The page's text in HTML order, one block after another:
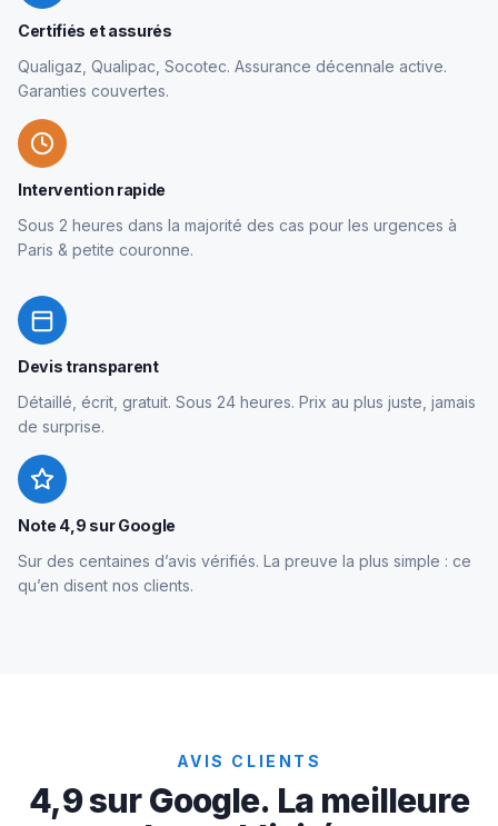
Certifiés et assurés
Qualigaz, Qualipac, Socotec. Assurance décennale active.
Garanties couvertes.
Intervention rapide
Sous 2 heures dans la majorité des cas pour les urgences à
Paris & petite couronne.
Devis transparent
Détaillé, écrit, gratuit. Sous 24 heures. Prix au plus juste, jamais
de surprise.
Note 4,9 sur Google
Sur des centaines d’avis vérifiés. La preuve la plus simple : ce
qu’en disent nos clients.
AVIS CLIENTS
4,9 sur Google. La meilleure